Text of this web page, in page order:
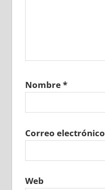
Nombre*
Correo electrónico
Web